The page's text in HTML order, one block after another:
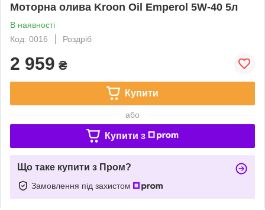
Моторна олива Kroon Oil Emperol 5W-40 5л
В наявності
Код: 0016
Роздріб
2 959 ₴
Купити
або
Купити з
Що таке купити з Пром?
Замовлення під захистом